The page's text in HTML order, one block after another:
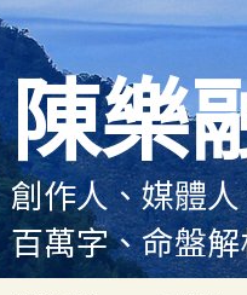
陳樂
創作人、媒體
百萬字、命盤